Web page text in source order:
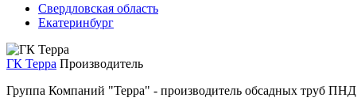
Свердловская область
Екатеринбург
ГК Терра Производитель
Группа Компаний "Терра" - производитель обсадных труб ПНД